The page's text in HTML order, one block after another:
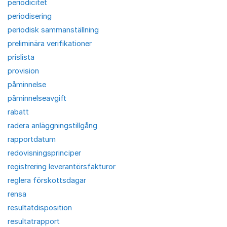
periodicitet
periodisering
periodisk sammanställning
preliminära verifikationer
prislista
provision
påminnelse
påminnelseavgift
rabatt
radera anläggningstillgång
rapportdatum
redovisningsprinciper
registrering leverantörsfakturor
reglera förskottsdagar
rensa
resultatdisposition
resultatrapport